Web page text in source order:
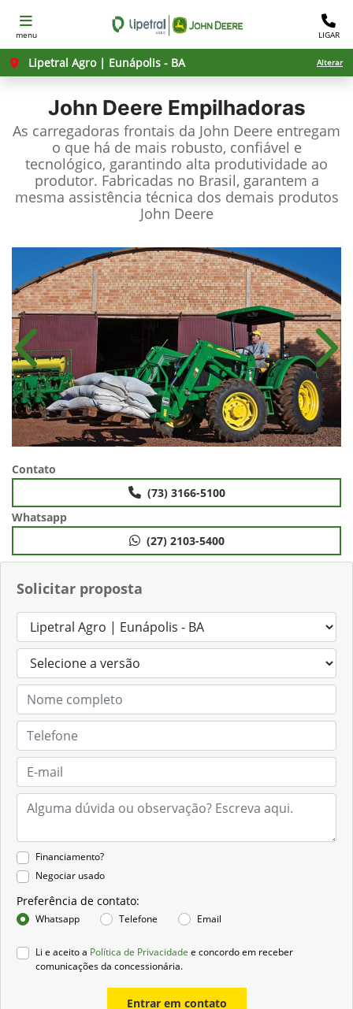
menu LIGAR
Lipetral Agro | Eunápolis - BA Alterar
John Deere Empilhadoras
As carregadoras frontais da John Deere entregam
o que há de mais robusto, confiável e
tecnológico, garantindo alta produtividade ao
produtor. Fabricadas no Brasil, garantem a
mesma assistência técnica dos demais produtos
John Deere
Solicitar proposta
Financiamento?
Negociar usado
Preferência de contato:
Whatsapp Telefone Email
Li e aceito a Política de Privacidade e concordo em receber
comunicações da concessionária.
Entrar em contato
Anterior
Contato
(73) 3166-5100
Whatsapp
(27) 2103-5400